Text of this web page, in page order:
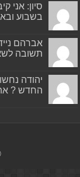
בשבוע
אברהם
תשובה
יהודה
החדש ?